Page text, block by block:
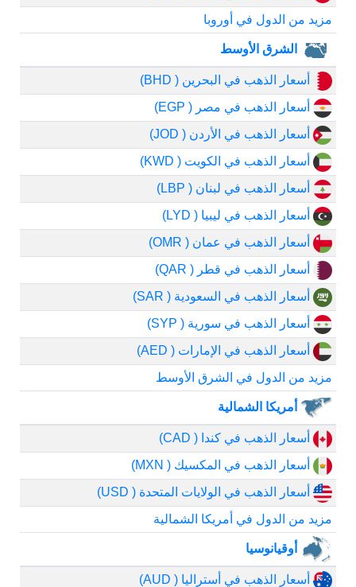
مزيد من الدول في أوروبا
الشرق الأوسط
أسعار الذهب في البحرين ( BHD)
أسعار الذهب في مصر ( EGP)
أسعار الذهب في الأردن ( JOD)
أسعار الذهب في الكويت ( KWD)
أسعار الذهب في لبنان ( LBP)
أسعار الذهب في ليبيا ( LYD)
أسعار الذهب في عمان ( OMR)
أسعار الذهب في قطر ( QAR)
أسعار الذهب في السعودية ( SAR)
أسعار الذهب في سورية ( SYP)
أسعار الذهب في الإمارات ( AED)
مزيد من الدول في الشرق الأوسط
أمريكا الشمالية
أسعار الذهب في كندا ( CAD)
أسعار الذهب في المكسيك ( MXN)
أسعار الذهب في الولايات المتحدة ( USD)
مزيد من الدول في أمريكا الشمالية
أوقيانوسيا
أسعار الذهب في أستراليا ( AUD)